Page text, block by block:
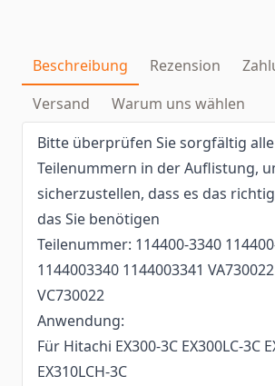
Beschreibung Rezension
Versand
Warum uns wählen
Bitte überprüfen Sie sorgfältig
Teilenummern in der Auflistung,
sicherzustellen, dass es das
das Sie benötigen
Teilenummer: 114400-3340
1144003340 1144003341
VC730022
Anwendung:
Für Hitachi EX300-3C EX300LC-3C
EX310LCH-3C